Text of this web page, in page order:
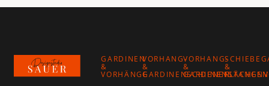
GARDINEN
&
VORHÄNGE
VORHANG-
&
GARDINENSCHIENEN
VORHANG-
&
GARDINENSTANGEN
&